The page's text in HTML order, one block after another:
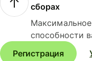
сборах
способности
Регистрация